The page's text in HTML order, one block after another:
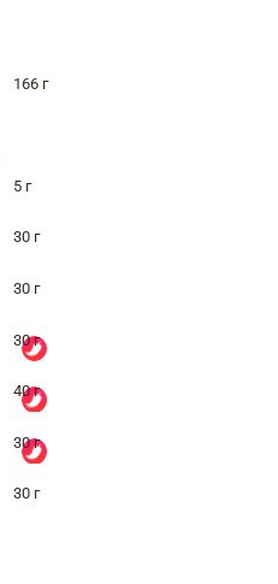
166 г
5 г
30 г
30 г
30 г
40 г
30 г
30 г